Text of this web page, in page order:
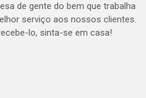
de gente do bem que trabalha
serviço aos nossos clientes.
lo, sinta-se em casa!